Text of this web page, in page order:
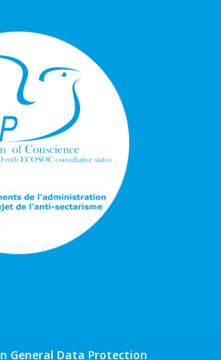
General Data Protection